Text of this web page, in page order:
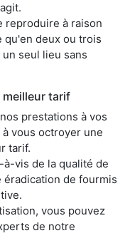
reproduire à raison
deux ou trois
seul lieu sans
tarif
prestations à vos
vous octroyer une
tarif.
vis de la qualité de
de fourmis
vous pouvez
de notre